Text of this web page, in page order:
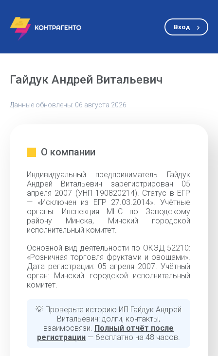
Вход
Гайдук Андрей Витальевич
Данные обновлены: 06 августа 2026
О компании
Индивидуальный предприниматель Гайдук
Андрей Витальевич зарегистрирован 05
апреля 2007 (УНП 190820214). Статус в ЕГР
— «Исключен из ЕГР 27.03.2014». Учётные
органы: Инспекция МНС по Заводскому
району Минска, Минский городской
исполнительный комитет.
Основной вид деятельности по ОКЭД 52210:
«Розничная торговля фруктами и овощами».
Дата регистрации: 05 апреля 2007. Учётный
орган: Минский городской исполнительный
комитет.
💡 Проверьте историю ИП Гайдук Андрей
Витальевич: долги, контакты,
взаимосвязи. Полный отчёт после
регистрации — бесплатно на 48 часов.